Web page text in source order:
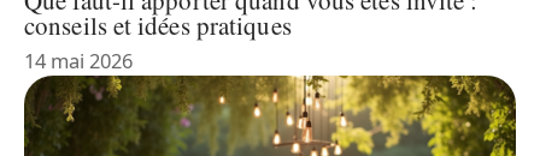
conseils et idées pratiques
14 mai 2026